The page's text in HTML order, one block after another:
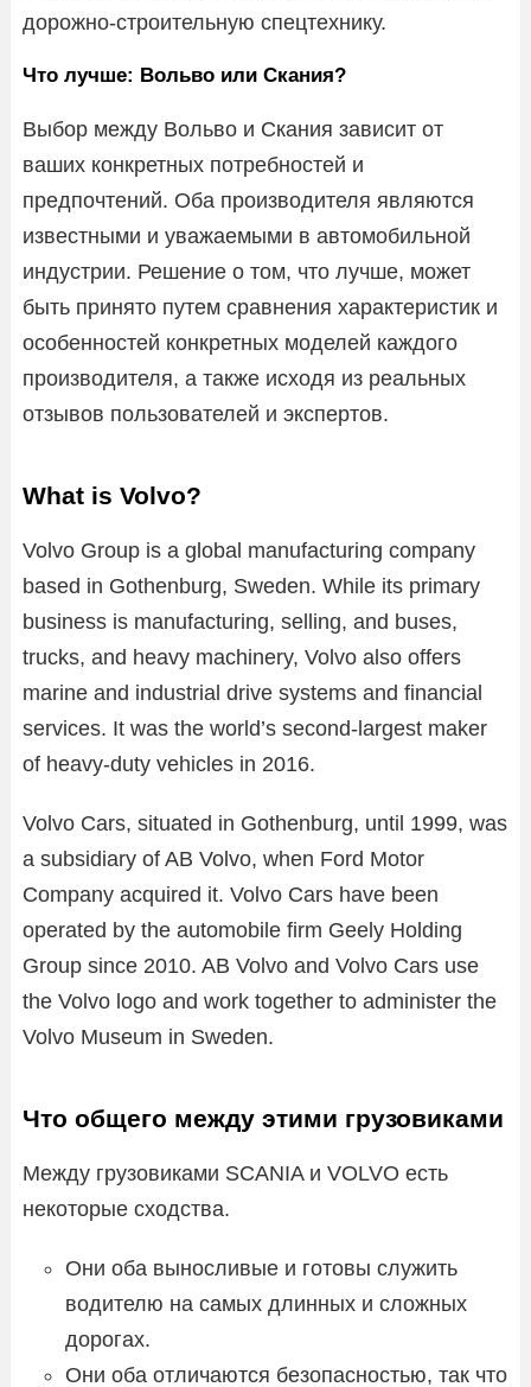
дорожно-строительную спецтехнику.
Что лучше: Вольво или Скания?
Выбор между Вольво и Скания зависит от
ваших конкретных потребностей и
предпочтений. Оба производителя являются
известными и уважаемыми в автомобильной
индустрии. Решение о том, что лучше, может
быть принято путем сравнения характеристик и
особенностей конкретных моделей каждого
производителя, а также исходя из реальных
отзывов пользователей и экспертов.
What is Volvo?
Volvo Group is a global manufacturing company
based in Gothenburg, Sweden. While its primary
business is manufacturing, selling, and buses,
trucks, and heavy machinery, Volvo also offers
marine and industrial drive systems and financial
services. It was the world’s second-largest maker
of heavy-duty vehicles in 2016.
Volvo Cars, situated in Gothenburg, until 1999, was
a subsidiary of AB Volvo, when Ford Motor
Company acquired it. Volvo Cars have been
operated by the automobile firm Geely Holding
Group since 2010. AB Volvo and Volvo Cars use
the Volvo logo and work together to administer the
Volvo Museum in Sweden.
Что общего между этими грузовиками
Между грузовиками SCANIA и VOLVO есть
некоторые сходства.
Они оба выносливые и готовы служить
водителю на самых длинных и сложных
дорогах.
Они оба отличаются безопасностью, так что